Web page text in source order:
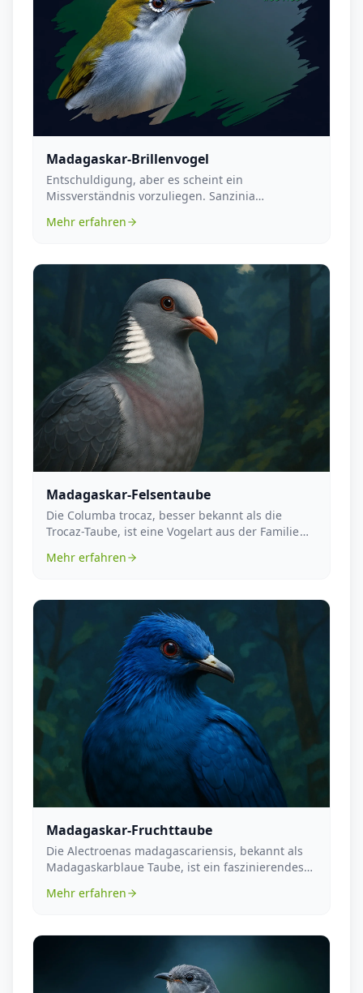
Madagaskar-Brillenvogel
Entschuldigung, aber es scheint ein
Missverständnis vorzuliegen. Sanzinia
Mehr erfahren
Madagaskar-Felsentaube
Die Columba trocaz, besser bekannt als die
Trocaz-Taube, ist eine Vogelart aus der Familie
Mehr erfahren
Madagaskar-Fruchttaube
Die Alectroenas madagascariensis, bekannt als
Madagaskarblaue Taube, ist ein faszinierendes
Mehr erfahren